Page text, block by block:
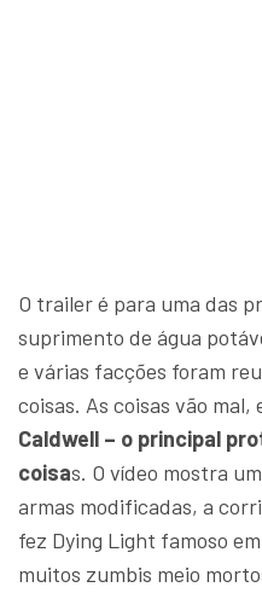
O trailer é para uma das
suprimento de água
e várias facções foram
coisas. As coisas vão mal,
Caldwell – o principal
coisas. O vídeo mostra
armas modificadas, a
fez Dying Light famoso
muitos zumbis meio